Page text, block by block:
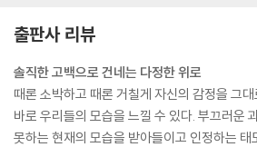
질 거라 믿기 때문이다. 하지만 돌아보면 우리
순간들이 무수히 많지 않은가. 사랑하는 사람에
을 말해야 할 순간, 그도 아니면 그저 사랑하는
차도 다 놓쳐버린 건 아닐까?”
--- p.121
출판사 리뷰
솔직한 고백으로 건네는 다정한 위로
때론 소박하고 때론 거칠게 자신의 감정을 그
바로 우리들의 모습을 느낄 수 있다. 부끄러운
못하는 현재의 모습을 받아들이고 인정하는 태